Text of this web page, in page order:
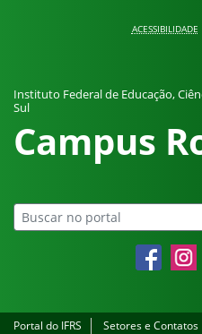
ACESSIBILIDADE
Instituto Federal de Educação,
Sul
Campus
Facebook
Portal do IFRS Setores e Contatos